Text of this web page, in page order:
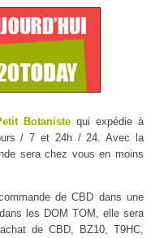
Botanistequi expédie à
/ 7 et 24h / 24. Avec la
sera chez vous en moins
de CBD dans une
les DOM TOM, elle sera
de CBD, BZ10, T9HC,